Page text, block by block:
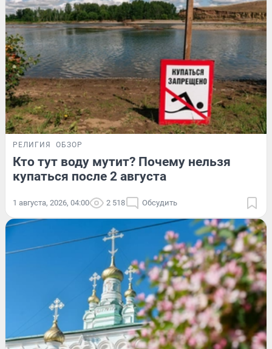
РЕЛИГИЯ ОБЗОР
Кто тут воду мутит? Почему нельзя
купаться после 2 августа
1 августа, 2026, 04:00 2 518 Обсудить